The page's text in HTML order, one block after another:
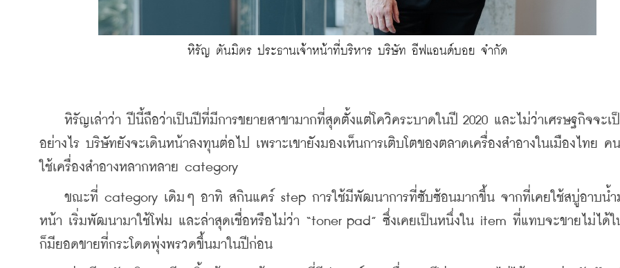
หิรัญ ตันมิตร ประธานเจ้าหน้าที่บริหาร บริษัท อีฟแอนด์บอย จำกัด
หิรัญเล่าว่า ปีนี้ถือว่าเป็นปีที่มีการขยายสาขามากที่สุดตั้งแต่โควิคระบาดในปี 2020 และไม่ว่าเศรษฐกิจจะเ
อย่างไร บริษัทยังจะเดินหน้าลงทุนต่อไป เพราะเขายังมองเห็นการเติบโตของตลาดเครื่องสำอางในเมืองไทย ค
ใช้เครื่องสำอางหลากหลาย category
ขณะที่ category เดิมๆ อาทิ สกินแคร์ step การใช้มีพัฒนาการที่ซับซ้อนมากขึ้น จากที่เคยใช้สบู่อาบน้ำ
หน้า เริ่มพัฒนามาใช้โฟม และล่าสุดเชื่อหรือไม่ว่า “toner pad” ซึ่งเคยเป็นหนึ่งใน item ที่แทบจะขายไม่ได้
ก็มียอดขายที่กระโดดพุ่งพรวดขึ้นมาในปีก่อน